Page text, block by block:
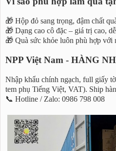
🎁 Hộp đỏ sang trọng, đậm chất
🎁 Dạng cao cô đặc – giá trị cao,
🎁 Quà sức khỏe luôn phù hợp
NPP Việt Nam - HÀNG
Nhập khẩu chính ngạch, full giấy
tem phụ Tiếng Việt, VAT). Ship
📞 Hotline / Zalo: 0986 798 008